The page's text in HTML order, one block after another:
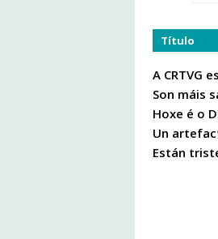
Título
A CRTVG
Son máis
Hoxe é o
Un
Están